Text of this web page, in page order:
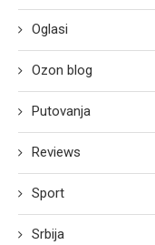
Oglasi
Ozon blog
Putovanja
Reviews
Sport
Srbija